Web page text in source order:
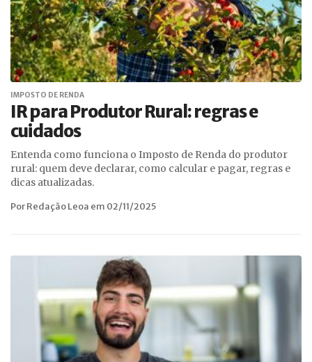
IMPOSTO DE RENDA
IR para Produtor Rural: regras e
cuidados
Entenda como funciona o Imposto de Renda do produtor
rural: quem deve declarar, como calcular e pagar, regras e
dicas atualizadas.
Por Redação Leoa em 02/11/2025